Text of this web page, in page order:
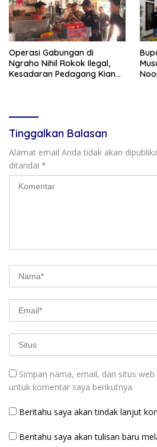
Operasi Gabungan di
Ngraho Nihil Rokok Ilegal,
Kesadaran Pedagang Kian
Tinggalkan Balasan
Alamat email Anda tidak akan
ditandai *
Simpan nama, email, dan situs
untuk komentar saya berikutnya.
Beritahu saya akan tindak lanjut
Beritahu saya akan tulisan baru